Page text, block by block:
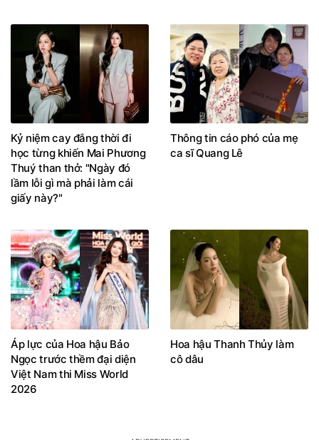
Kỷ niệm cay đắng thời đi
học từng khiến Mai Phương
Thuý than thở: "Ngày đó
lầm lỗi gì mà phải làm cái
giấy này?"
Thông tin cáo phó của mẹ
ca sĩ Quang Lê
Áp lực của Hoa hậu Bảo
Ngọc trước thềm đại diện
Việt Nam thi Miss World
2026
Hoa hậu Thanh Thủy làm
cô dâu